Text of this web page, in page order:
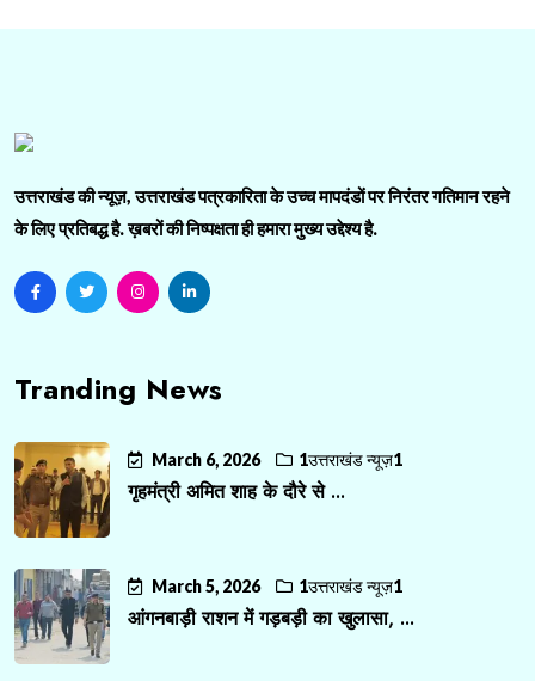
उत्तराखंड की न्यूज़, उत्तराखंड पत्रकारिता के उच्च मापदंडों पर निरंतर गतिमान रहने
के लिए प्रतिबद्ध है. ख़बरों की निष्पक्षता ही हमारा मुख्य उद्देश्य है.
Tranding News
March 6, 2026 1उत्तराखंड न्यूज़1
गृहमंत्री अमित शाह के दौरे से ...
March 5, 2026 1उत्तराखंड न्यूज़1
आंगनबाड़ी राशन में गड़बड़ी का खुलासा, ...